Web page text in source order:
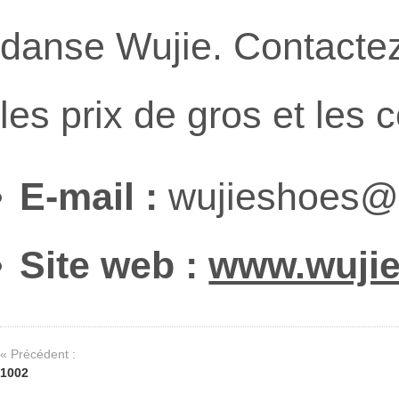
danse Wujie.
les prix de gros et les
E-mail :
Site web :
« Précédent :
1002